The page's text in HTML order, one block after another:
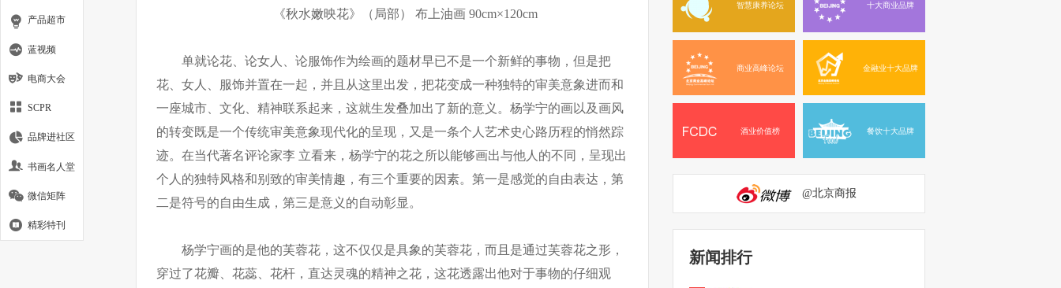
《秋水嫩映花》（局部） 布上油画 90cm×120cm
单就论花、论女人、论服饰作为绘画的题材早已不是一个新鲜的事物，但是把
花、女人、服饰并置在一起，并且从这里出发，把花变成一种独特的审美意象进而和
一座城市、文化、精神联系起来，这就生发叠加出了新的意义。杨学宁的画以及画风
的转变既是一个传统审美意象现代化的呈现，又是一条个人艺术史心路历程的悄然踪
迹。在当代著名评论家李 立看来，杨学宁的花之所以能够画出与他人的不同，呈现出
个人的独特风格和别致的审美情趣，有三个重要的因素。第一是感觉的自由表达，第
二是符号的自由生成，第三是意义的自动彰显。
杨学宁画的是他的芙蓉花，这不仅仅是具象的芙蓉花，而且是通过芙蓉花之形，
穿过了花瓣、花蕊、花杆，直达灵魂的精神之花，这花透露出他对于事物的仔细观
智慧康养论坛 十大商业品牌
商业高峰论坛 金融业十大品牌
酒业价值榜 餐饮十大品牌
@北京商报
新闻排行
产品超市
蓝视频
电商大会
SCPR
品牌进社区
书画名人堂
微信矩阵
精彩特刊